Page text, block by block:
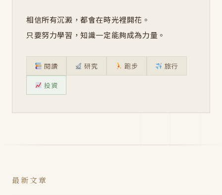
相信所有沉澱，都會在時光裡開花。
只要努力學習，知識一定能夠成為力量。
閱讀 研究 跑步 旅行
投資
最新文章